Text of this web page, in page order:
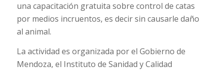
una capacitación gratuita sobre control de catas
por medios incruentos, es decir sin causarle daño
al animal.
La actividad es organizada por el Gobierno de
Mendoza, el Instituto de Sanidad y Calidad